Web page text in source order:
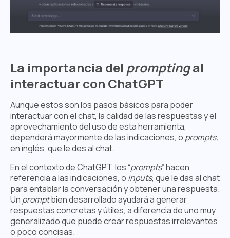
La importancia del promptingal
interactuar con ChatGPT
Aunque estos son los pasos básicos para poder
interactuar con el chat, la calidad de las respuestas y el
aprovechamiento del uso de esta herramienta,
dependerá mayormente de las indicaciones, o prompts,
en inglés, que le des al chat.
En el contexto de ChatGPT, los “prompts” hacen
referencia a las indicaciones, o inputs, que le das al chat
para entablar la conversación y obtener una respuesta.
Un promptbiendesarrollado ayudará a generar
respuestas concretas y útiles, a diferencia de uno muy
generalizado que puede crear respuestas irrelevantes
o poco concisas.